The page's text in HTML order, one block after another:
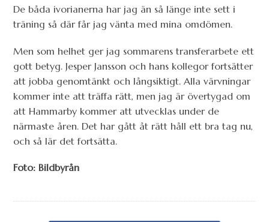
De båda ivorianerna har jag än så länge inte sett i
träning så där får jag vänta med mina omdömen.
Men som helhet ger jag sommarens transferarbete ett
gott betyg. Jesper Jansson och hans kollegor fortsätter
att jobba genomtänkt och långsiktigt. Alla värvningar
kommer inte att träffa rätt, men jag är övertygad om
att Hammarby kommer att utvecklas under de
närmaste åren. Det har gått åt rätt håll ett bra tag nu,
och så lär det fortsätta.
Foto: Bildbyrån